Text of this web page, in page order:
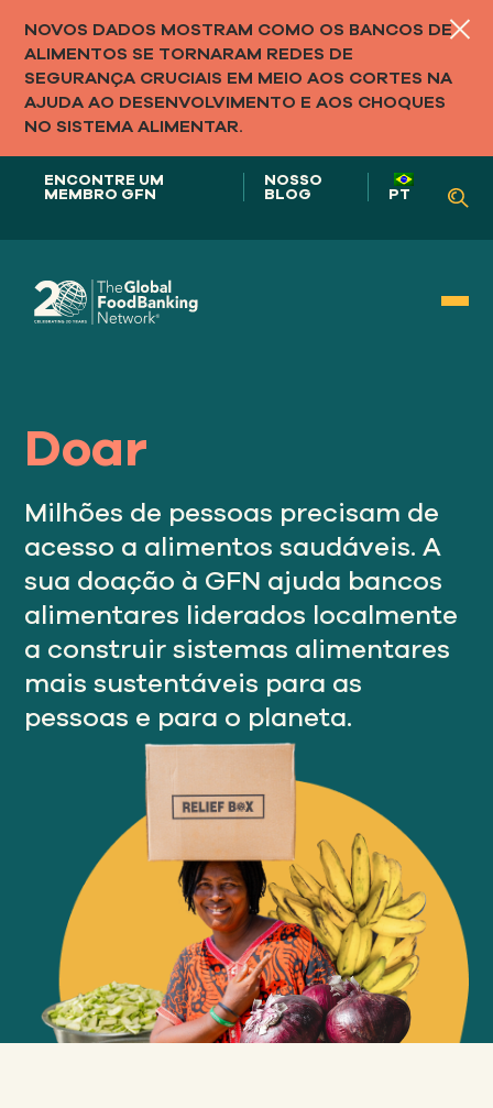
NOVOS DADOS MOSTRAM COMO OS BANCOS DE
ALIMENTOS SE TORNARAM REDES DE
SEGURANÇA CRUCIAIS EM MEIO AOS CORTES NA
AJUDA AO DESENVOLVIMENTO E AOS CHOQUES
NO SISTEMA ALIMENTAR.
ENCONTRE UM
MEMBRO GFN
NOSSO
BLOG PT
ABORDAGEM
Nosso
IMPACTO
GFN
NOSSA MISSÃO
DOAR
Doar
Milhões de pessoas precisam de
acesso a alimentos saudáveis. A
sua doação à GFN ajuda bancos
alimentares liderados localmente
a construir sistemas alimentares
mais sustentáveis para as
pessoas e para o planeta.